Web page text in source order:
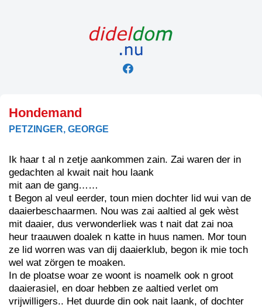
Hondemand
PETZINGER, GEORGE
Ik haar t al n zetje aankommen zain. Zai waren der in
gedachten al kwait nait hou laank
mit aan de gang……
t Begon al veul eerder, toun mien dochter lid wui van de
daaierbeschaarmen. Nou was zai aaltied al gek wèst
mit daaier, dus verwonderliek was t nait dat zai noa
heur traauwen doalek n katte in huus namen. Mor toun
ze lid worren was van dij daaierklub, begon ik mie toch
wel wat zörgen te moaken.
In de ploatse woar ze woont is noamelk ook n groot
daaierasiel, en doar hebben ze aaltied verlet om
vrijwilligers.. Het duurde din ook nait laank, of dochter